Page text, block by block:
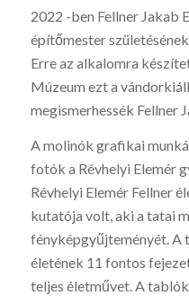
2022 -ben Fellner Jakab
építőmester
Erre az alkalomra
Múzeum ezt a
megismerhessék Fellner
A molinók grafikai
fotók a Révhelyi Elemér
Révhelyi Elemér Fellner
kutatója volt, aki a tatai
fényképgyűjteményét. A
életének 11 fontos
teljes életművet. A